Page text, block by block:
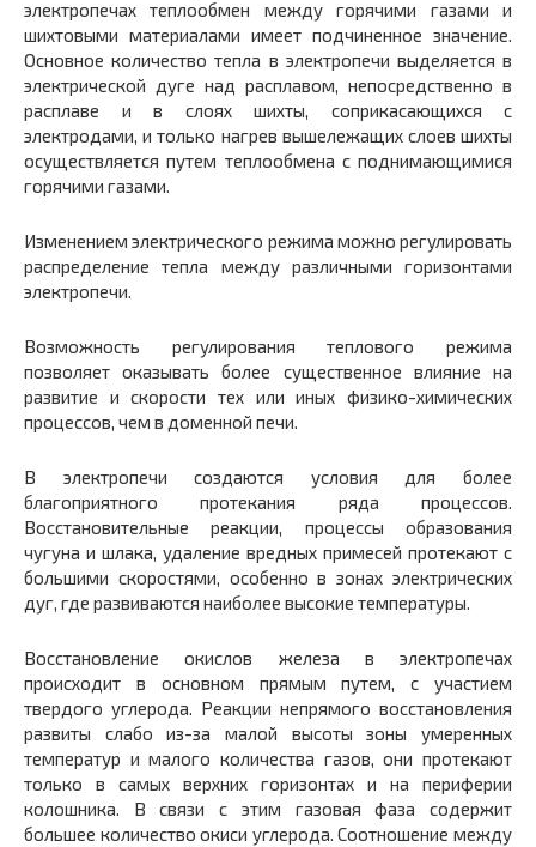
электропечах теплообмен между горячими газами и
шихтовыми материалами имеет подчи­ненное значение.
Основное количество тепла в электропечи выде­ляется в
электрической дуге над расплавом, непосредственно в
расплаве и в слоях шихты, соприкасающихся с
электродами, и только нагрев вышележащих слоев шихты
осуществляется путем теплообмена с поднимающимися
горячими газами.
Изменением электрического режима можно регулировать
рас­пределение тепла между различными горизонтами
электропечи.
Возможность регулирования теплового режима
позволяет оказы­вать более существенное влияние на
развитие и скорости тех или иных физико-химических
процессов, чем в доменной печи.
В электропечи создаются условия для более
благоприятного протекания ряда процессов.
Восстановительные реакции, процессы образования
чугуна и шлака, удаление вредных примесей проте­кают с
большими скоростями, особенно в зонах электрических
дуг, где развиваются наиболее высокие температуры.
Восстановление окислов железа в электропечах
происходит в основном прямым путем, с участием
твердого углерода. Реакции непрямого восстановления
развиты слабо из-за малой высоты зоны умеренных
температур и малого количества газов, они протекают
только в самых верхних горизонтах и на периферии
колошника. В связи с этим газовая фаза содержит
большее количество окиси углерода. Соотношение между